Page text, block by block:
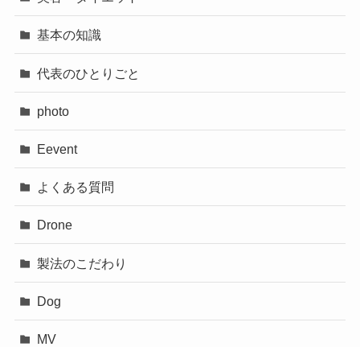
基本の知識
代表のひとりごと
photo
Eevent
よくある質問
Drone
製法のこだわり
Dog
MV